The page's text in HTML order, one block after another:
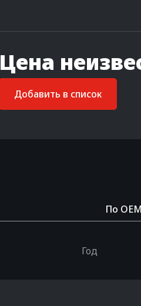
Цена
Добавить в список
По OEM
Год